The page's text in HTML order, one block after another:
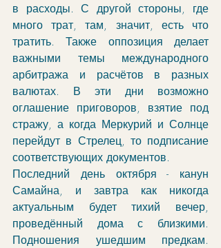
в расходы. С другой стороны, где
много трат, там, значит, есть что
тратить. Также оппозиция делает
важными темы международного
арбитража и расчётов в разных
валютах. В эти дни возможно
оглашение приговоров, взятие под
стражу, а когда Меркурий и Солнце
перейдут в Стрелец, то подписание
соответствующих документов.
Последний день октября - канун
Самайна, и завтра как никогда
актуальным будет тихий вечер,
проведённый дома с близкими.
Подношения ушедшим предкам.